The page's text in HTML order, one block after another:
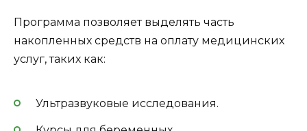
Программа позволяет выделять часть
накопленных средств на оплату медицинских
услуг, таких как:
Ультразвуковые исследования.